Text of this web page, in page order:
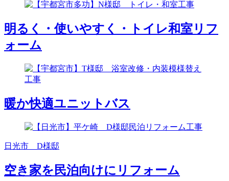
明るく・使いやすく・トイレ和室リフ
ォーム
暖か快適ユニットバス
日光市 D様邸
空き家を民泊向けにリフォーム